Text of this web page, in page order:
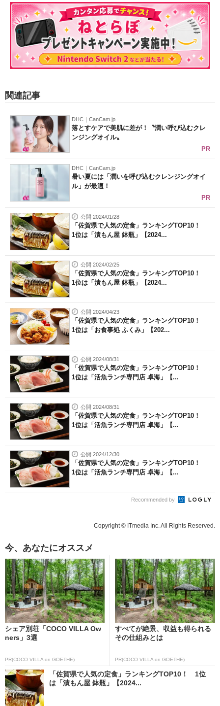
関連記事
DHC｜CanCam.jp
落とすケアで美肌に差が！〝潤い呼び込むクレ
ンジングオイル〟
PR
DHC｜CanCam.jp
暑い夏には「潤いを呼び込むクレンジングオイ
ル」が最適！
PR
公開 2024/01/28
「佐賀県で人気の定食」ランキングTOP10！
1位は「漬もん屋 鉢瓶」【2024...
公開 2024/02/25
「佐賀県で人気の定食」ランキングTOP10！
1位は「漬もん屋 鉢瓶」【2024...
公開 2024/04/23
「佐賀県で人気の定食」ランキングTOP10！
1位は「お食事処 ふくみ」【202...
公開 2024/08/31
「佐賀県で人気の定食」ランキングTOP10！
1位は「活魚ランチ専門店 卓海」【...
公開 2024/08/31
「佐賀県で人気の定食」ランキングTOP10！
1位は「活魚ランチ専門店 卓海」【...
公開 2024/12/30
「佐賀県で人気の定食」ランキングTOP10！
1位は「活魚ランチ専門店 卓海」【...
Recommended by
Copyright © ITmedia Inc. All Rights Reserved.
今、あなたにオススメ
シェア別荘「COCO VILLA Ow
ners」3選
PR(COCO VILLA on GOETHE)
すべてが絶景、収益も得られる
その仕組みとは
PR(COCO VILLA on GOETHE)
「佐賀県で人気の定食」ランキングTOP10！ 1位
は「漬もん屋 鉢瓶」【2024...